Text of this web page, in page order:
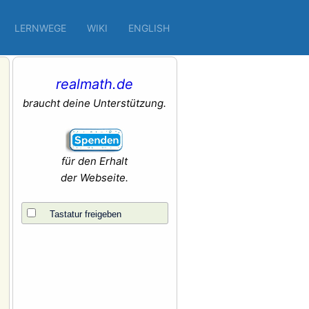
LERNWEGE WIKI ENGLISH
realmath.de
braucht deine Unterstützung.
für den Erhalt
der Webseite.
Tastatur freigeben